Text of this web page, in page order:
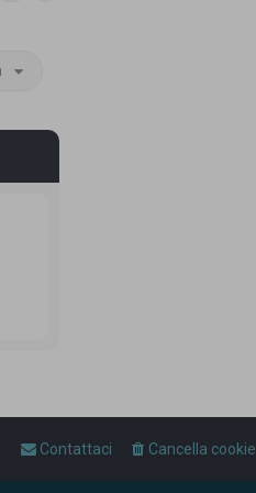
Cancella cookie
Contattaci